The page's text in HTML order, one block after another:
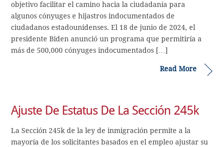
objetivo facilitar el camino hacia la ciudadanía para
algunos cónyuges e hijastros indocumentados de
ciudadanos estadounidenses. El 18 de junio de 2024, el
presidente Biden anunció un programa que permitiría a
más de 500,000 cónyuges indocumentados […]
Read More
Ajuste De Estatus De La Sección 245k
La Sección 245k de la ley de inmigración permite a la
mayoría de los solicitantes basados en el empleo ajustar su